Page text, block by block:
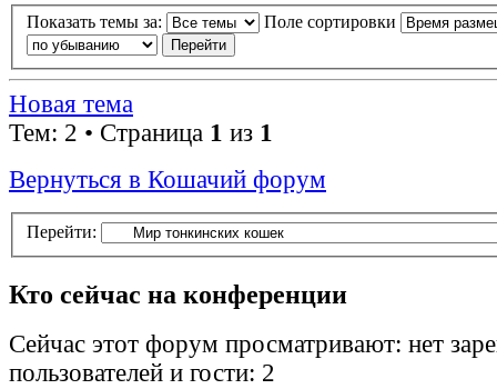
Показать темы за: Поле сортировки
Новая тема
Тем: 2 • Страница 1 из 1
Вернуться в Кошачий форум
Перейти:
Кто сейчас на конференции
Сейчас этот форум просматривают: нет
пользователей и гости: 2